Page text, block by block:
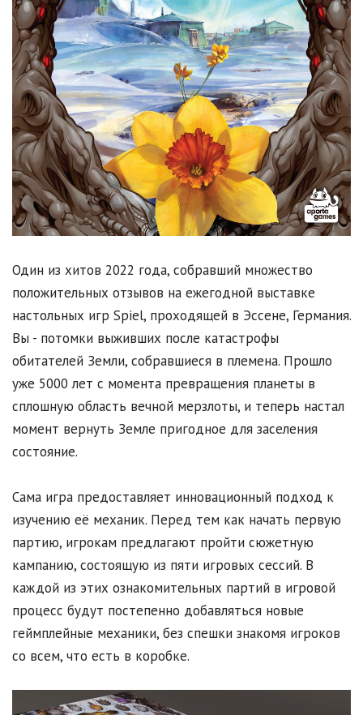
Один из хитов 2022 года, собравший множество
положительных отзывов на ежегодной выставке
настольных игр Spiel, проходящей в Эссене, Германия.
Вы - потомки выживших после катастрофы
обитателей Земли, собравшиеся в племена. Прошло
уже 5000 лет с момента превращения планеты в
сплошную область вечной мерзлоты, и теперь настал
момент вернуть Земле пригодное для заселения
состояние.
Сама игра предоставляет инновационный подход к
изучению её механик. Перед тем как начать первую
партию, игрокам предлагают пройти сюжетную
кампанию, состоящую из пяти игровых сессий. В
каждой из этих ознакомительных партий в игровой
процесс будут постепенно добавляться новые
геймплейные механики, без спешки знакомя игроков
со всем, что есть в коробке.